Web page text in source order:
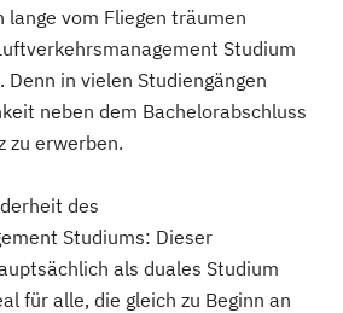
lange vom Fliegen träumen
Studium
in vielen Studiengängen
neben dem Bachelorabschluss
zu erwerben.
des
Studiums: Dieser
als duales Studium
für alle, die gleich zu Beginn an